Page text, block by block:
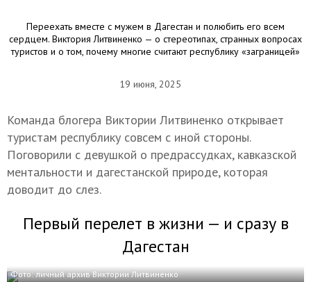
Переехать вместе с мужем в Дагестан и полюбить его всем
сердцем. Виктория Литвиненко — о стереотипах, странных вопросах
туристов и о том, почему многие считают республику «заграницей»
19 июня, 2025
Команда блогера Виктории Литвиненко открывает
туристам республику совсем с иной стороны.
Поговорили с девушкой о предрассудках, кавказской
ментальности и дагестанской природе, которая
доводит до слез.
Первый перелет в жизни — и сразу в
Дагестан
Фото: личный архив Виктории Литвиненко